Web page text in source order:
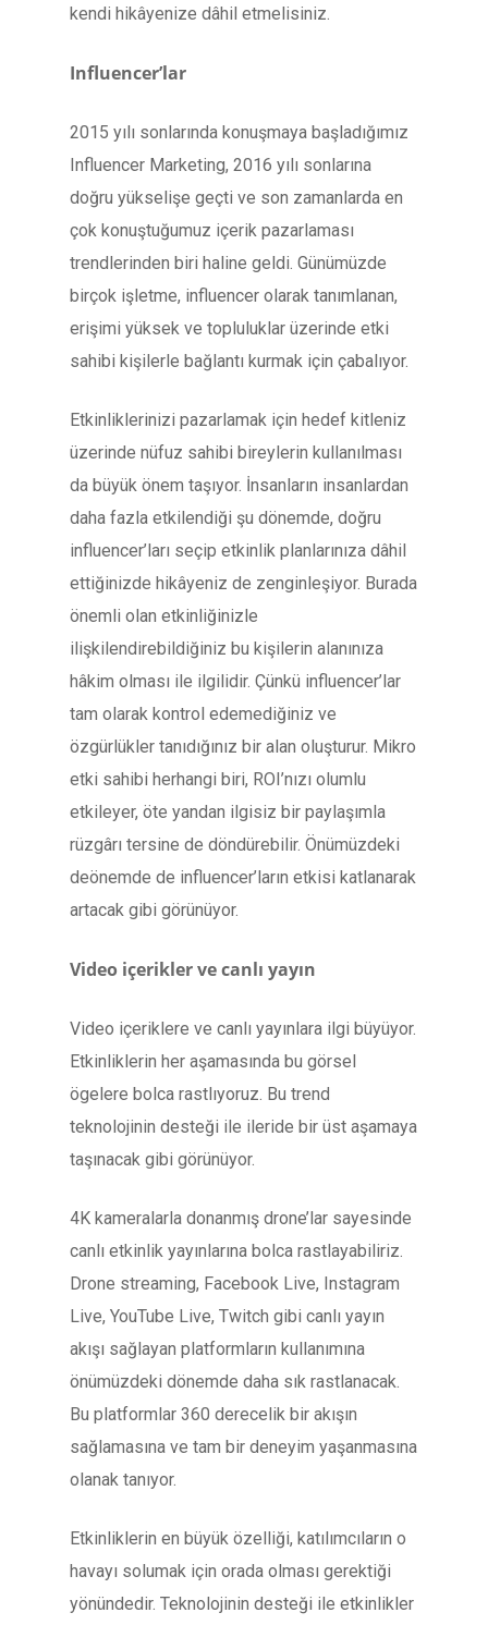
kendi hikâyenize dâhil etmelisiniz.
Influencer’lar
2015 yılı sonlarında konuşmaya başladığımız
Influencer Marketing, 2016 yılı sonlarına
doğru yükselişe geçti ve son zamanlarda en
çok konuştuğumuz içerik pazarlaması
trendlerinden biri haline geldi. Günümüzde
birçok işletme, influencer olarak tanımlanan,
erişimi yüksek ve topluluklar üzerinde etki
sahibi kişilerle bağlantı kurmak için çabalıyor.
Etkinliklerinizi pazarlamak için hedef kitleniz
üzerinde nüfuz sahibi bireylerin kullanılması
da büyük önem taşıyor. İnsanların insanlardan
daha fazla etkilendiği şu dönemde, doğru
influencer’ları seçip etkinlik planlarınıza dâhil
ettiğinizde hikâyeniz de zenginleşiyor. Burada
önemli olan etkinliğinizle
ilişkilendirebildiğiniz bu kişilerin alanınıza
hâkim olması ile ilgilidir. Çünkü influencer’lar
tam olarak kontrol edemediğiniz ve
özgürlükler tanıdığınız bir alan oluşturur. Mikro
etki sahibi herhangi biri, ROI’nızı olumlu
etkileyer, öte yandan ilgisiz bir paylaşımla
rüzgârı tersine de döndürebilir. Önümüzdeki
deönemde de influencer’ların etkisi katlanarak
artacak gibi görünüyor.
Video içerikler ve canlı yayın
Video içeriklere ve canlı yayınlara ilgi büyüyor.
Etkinliklerin her aşamasında bu görsel
ögelere bolca rastlıyoruz. Bu trend
teknolojinin desteği ile ileride bir üst aşamaya
taşınacak gibi görünüyor.
4K kameralarla donanmış drone’lar sayesinde
canlı etkinlik yayınlarına bolca rastlayabiliriz.
Drone streaming, Facebook Live, Instagram
Live, YouTube Live, Twitch gibi canlı yayın
akışı sağlayan platformların kullanımına
önümüzdeki dönemde daha sık rastlanacak.
Bu platformlar 360 derecelik bir akışın
sağlamasına ve tam bir deneyim yaşanmasına
olanak tanıyor.
Etkinliklerin en büyük özelliği, katılımcıların o
havayı solumak için orada olması gerektiği
yönündedir. Teknolojinin desteği ile etkinlikler